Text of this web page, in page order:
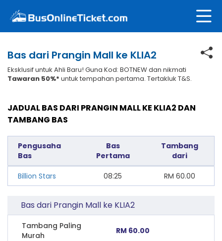
Bas dari Prangin Mall ke KLIA2
Eksklusif untuk Ahli Baru! Guna Kod: BOTNEW dan nikmati
Tawaran 50%* untuk tempahan pertama. Tertakluk T&S.
JADUAL BAS DARI PRANGIN MALL KE KLIA2 DAN
TAMBANG BAS
Pengusaha
Bas
Bas
Pertama
Tambang
dari
Billion Stars 08:25 RM 60.00
Bas dari Prangin Mall ke KLIA2
Tambang Paling
Murah
RM 60.00